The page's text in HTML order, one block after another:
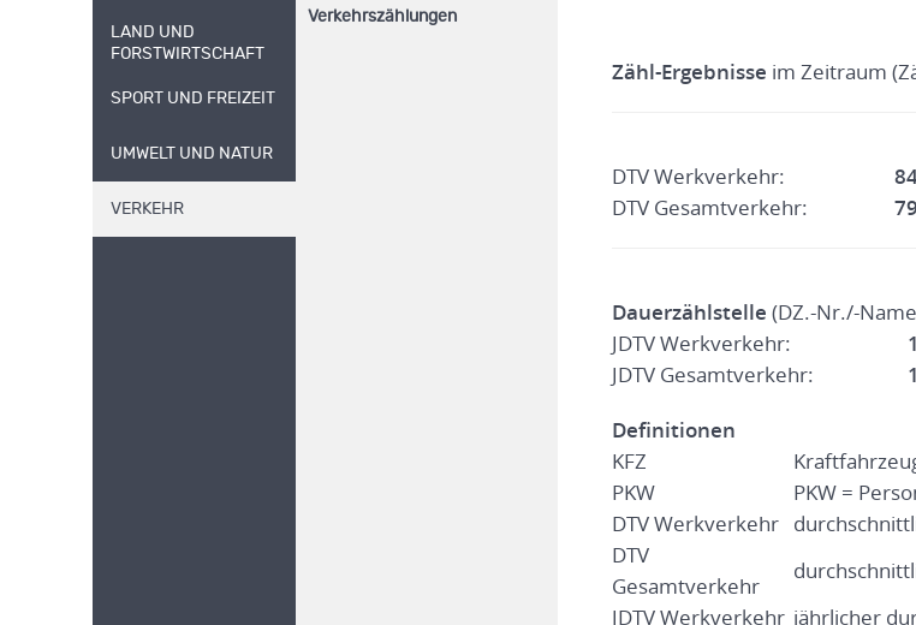
LAND UND
FORSTWIRTSCHAFT
SPORT UND FREIZEIT
UMWELT UND NATUR
VERKEHR
Verkehrszählungen
Zähl-Ergebnisse im Zeitraum
DTV Werkverkehr:
DTV Gesamtverkehr:
Dauerzählstelle (DZ.-Nr./-
JDTV Werkverkehr:
JDTV Gesamtverkehr:
Definitionen
KFZ
PKW
PKW =
DTV Werkverkehr
DTV
Gesamtverkehr
JDTV Werkverkehr jährlicher